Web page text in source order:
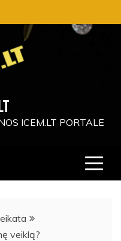
ICEM.LT PORTALE
veiklą?